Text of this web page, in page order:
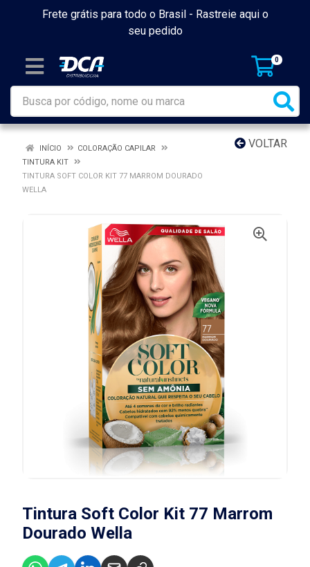
Frete grátis para todo o Brasil - Rastreie aqui o
seu pedido
0
VOLTAR
INÍCIO
COLORAÇÃO CAPILAR
TINTURA KIT
TINTURA SOFT COLOR KIT 77 MARROM DOURADO
WELLA
Tintura Soft Color Kit 77 Marrom
Dourado Wella